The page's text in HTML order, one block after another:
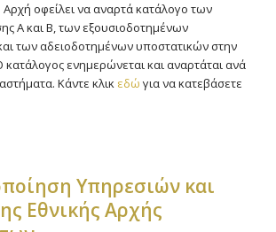
Αρχή οφείλει να αναρτά κατάλογο των
Α και Β, των εξουσιοδοτημένων
των αδειοδοτημένων υποστατικών στην
κατάλογος ενημερώνεται και αναρτάται ανά
Κάντε κλικ εδώ για να κατεβάσετε
Υπηρεσιών και
Εθνικής Αρχής